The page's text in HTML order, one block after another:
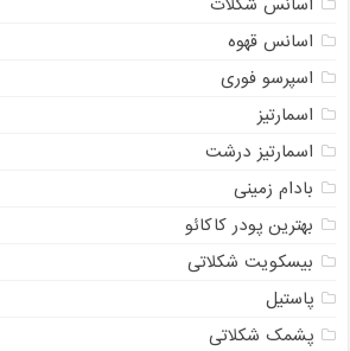
اسانس شکلات
اسانس قهوه
اسپرسو فوری
اسمارتیز
اسمارتیز درشت
بادام زمینی
بهترین پودر کاکائو
بیسکویت شکلاتی
پاستیل
پشمک شکلاتی